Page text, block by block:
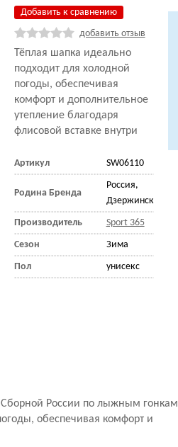
Добавить к сравнению
добавить отзыв
Тёплая шапка идеально
подходит для холодной
погоды, обеспечивая
комфорт и дополнительное
утепление благодаря
флисовой вставке внутри
Артикул SW06110
Родина Бренда
Россия,
Дзержинск
Производитель Sport 365
Сезон Зима
Пол унисекс
Сборной России по лыжным гонкам
обеспечивая комфорт и